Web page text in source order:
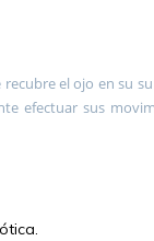
el ojo en su
efectuar sus